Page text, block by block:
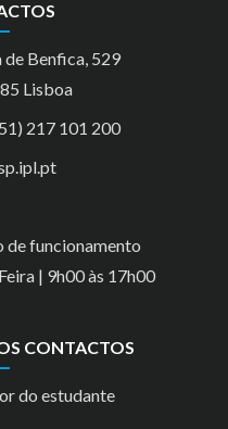
de Benfica, 529
Lisboa
217 101 200
de funcionamento
Feira | 9h00 às 17h00
CONTACTOS
do estudante